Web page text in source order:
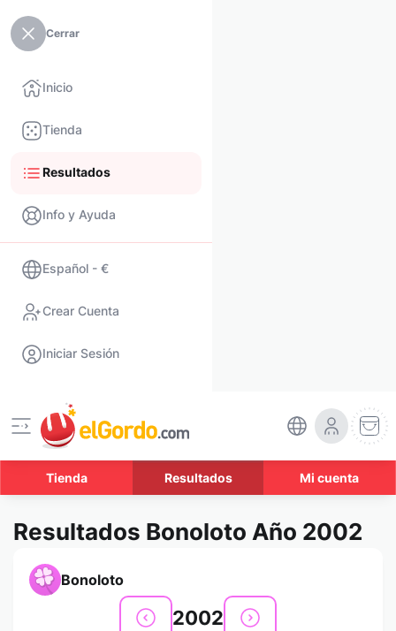
Cerrar
Inicio
Tienda
Resultados
Info y Ayuda
Español - €
Crear Cuenta
Iniciar Sesión
Tienda Resultados Mi cuenta
Resultados Bonoloto Año 2002
Bonoloto
2002